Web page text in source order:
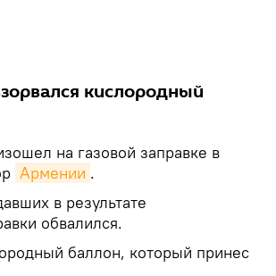
кислородный
на газовой заправке в
Армении .
в результате
обвалился.
баллон, который принес